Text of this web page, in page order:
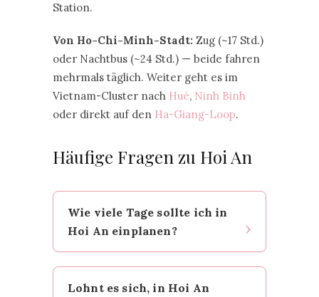
Station.
Von Ho-Chi-Minh-Stadt: Zug (~17 Std.)
oder Nachtbus (~24 Std.) — beide fahren
mehrmals täglich. Weiter geht es im
Vietnam-Cluster nach Hué, Ninh Binh
oder direkt auf den Ha-Giang-Loop.
Häufige Fragen zu Hoi An
Wie viele Tage sollte ich in
Hoi An einplanen?
Mindestens vier Tage. In drei
Tagen schafft man die Highlights,
Lohnt es sich, in Hoi An